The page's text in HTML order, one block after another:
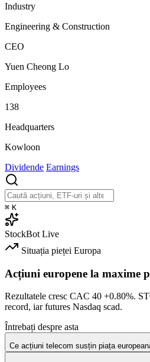
Industry
Engineering & Construction
CEO
Yuen Cheong Lo
Employees
138
Headquarters
Kowloon
Dividende Earnings
⌘ K
StockBot Live
Situația pieței Europa
Acțiuni europene la maxime
Rezultatele cresc CAC 40 +0.80%.
record, iar futures Nasdaq scad.
Întrebați despre asta
Ce acțiuni telecom susțin piața